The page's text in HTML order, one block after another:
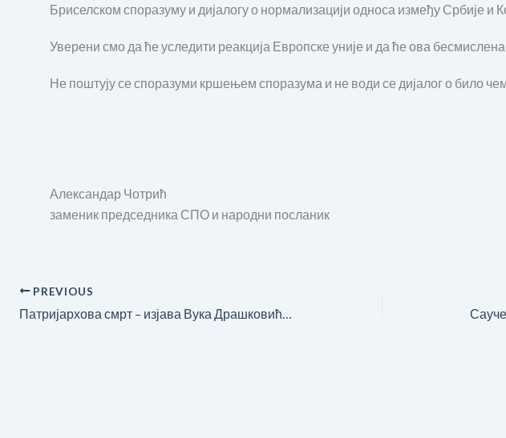
Бриселском споразуму и дијалогу о нормализацији односа између Србије и
Уверени смо да ће уследити реакција Европске уније и да ће ова
Не поштују се споразуми кршењем споразума и не води се дијалог о било
Александар Чотрић
заменик председника СПО и народни посланик
PREVIOUS
Патријархова смрт – изјава Вука Драшковића, председника СПО